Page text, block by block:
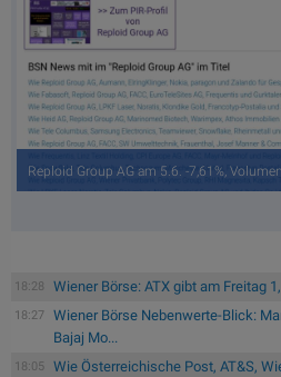
Reploid Group AG am 5.6. -7,61%,
18:28 Wiener Börse: ATX gibt am Freitag
18:27
Wiener Börse Nebenwerte-Blick:
Bajaj Mo...
18:05
Wie Österreichische Post, AT&S,